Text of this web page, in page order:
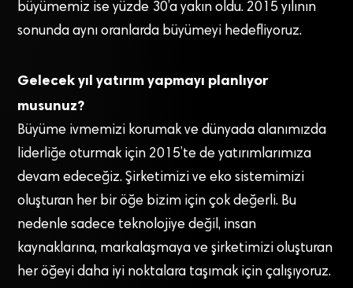
büyümemiz ise yüzde 30’a yakın oldu. 2015 yılının
sonunda aynı oranlarda büyümeyi hedefliyoruz.
Gelecek yıl yatırım yapmayı planlıyor
musunuz?
Büyüme ivmemizi korumak ve dünyada alanımızda
liderliğe oturmak için 2015’te de yatırımlarımıza
devam edeceğiz. Şirketimizi ve eko sistemimizi
oluşturan her bir öğe bizim için çok değerli. Bu
nedenle sadece teknolojiye değil, insan
kaynaklarına, markalaşmaya ve şirketimizi oluşturan
her öğeyi daha iyi noktalara taşımak için çalışıyoruz.